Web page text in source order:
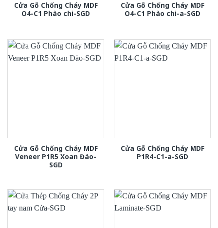
Cửa Gỗ Chống Cháy MDF
O4-C1 Phào chi-SGD
Cửa Gỗ Chống Cháy MDF
O4-C1 Phào chi-a-SGD
Cửa Gỗ Chống Cháy MDF
Veneer P1R5 Xoan Đào-
SGD
Cửa Gỗ Chống Cháy MDF
P1R4-C1-a-SGD